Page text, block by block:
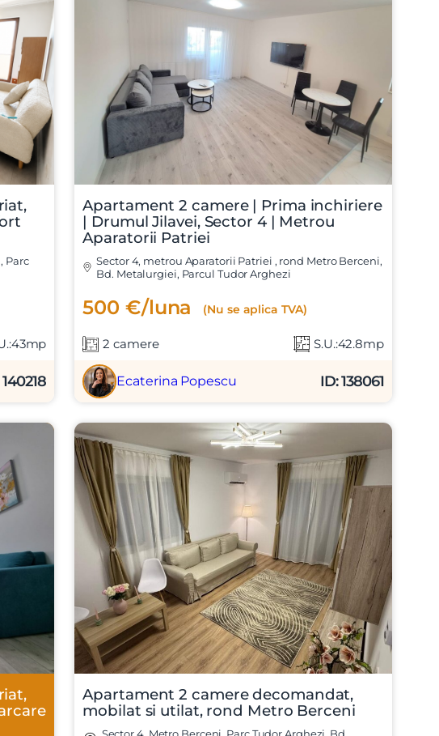
Parc
Apartament 2 camere | Prima inchiriere
| Drumul Jilavei, Sector 4 | Metrou
Aparatorii Patriei
Sector 4, metrou Aparatorii Patriei , rond Metro Berceni,
Bd. Metalurgiei, Parcul Tudor Arghezi
500 €/luna (Nu se aplica TVA)
2 camere S.U.:42.8mp
Ecaterina Popescu ID: 138061
Apartament 2 camere decomandat,
mobilat si utilat, rond Metro Berceni